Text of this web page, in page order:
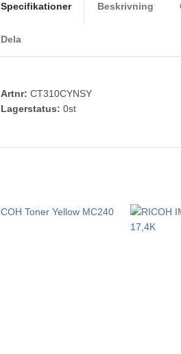
Specifikationer Beskrivning
Dela
Artnr: CT310CYNSY
Lagerstatus: 0st